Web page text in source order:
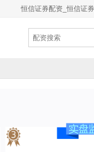
恒信证券配资_恒信证